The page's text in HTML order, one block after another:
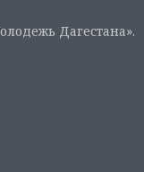
Дагестана».